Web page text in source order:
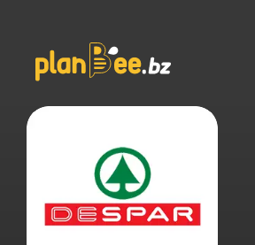
contenuto